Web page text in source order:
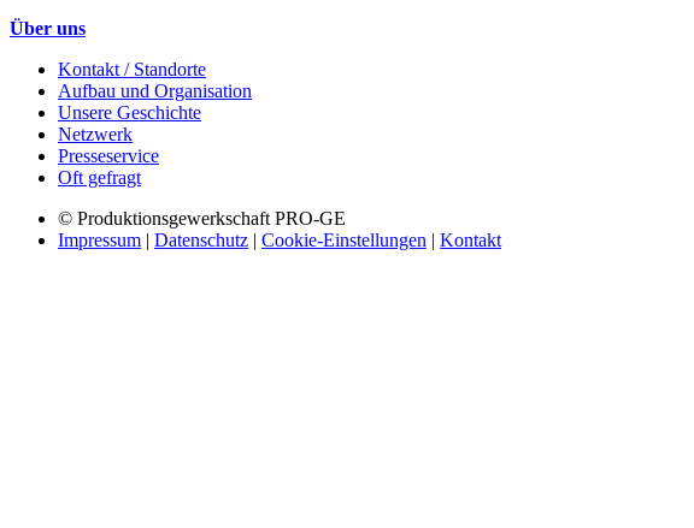
Über uns
Kontakt / Standorte
Aufbau und Organisation
Unsere Geschichte
Netzwerk
Presseservice
Oft gefragt
© Produktionsgewerkschaft PRO-GE
Impressum | Datenschutz | Cookie-Einstellungen | Kontakt